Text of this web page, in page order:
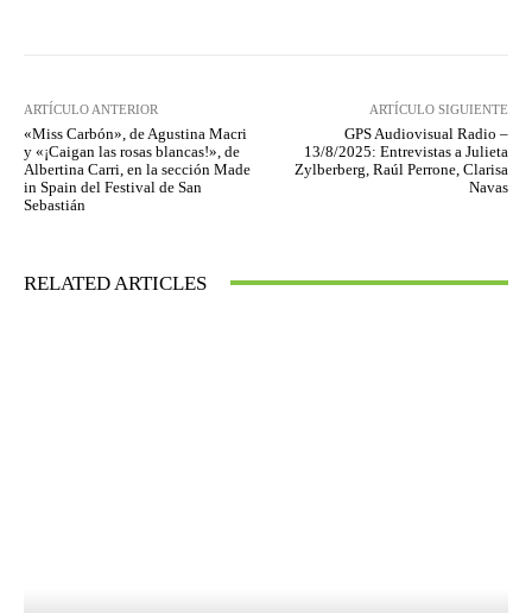
ARTÍCULO ANTERIOR
«Miss Carbón», de Agustina Macri
y «¡Caigan las rosas blancas!», de
Albertina Carri, en la sección Made
in Spain del Festival de San
Sebastián
ARTÍCULO SIGUIENTE
GPS Audiovisual Radio –
13/8/2025: Entrevistas a Julieta
Zylberberg, Raúl Perrone, Clarisa
Navas
RELATED ARTICLES